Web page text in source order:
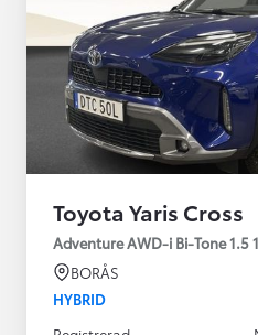
Toyota Yaris Cross
Adventure AWD-i Bi-Tone 1.5
BORÅS
HYBRID